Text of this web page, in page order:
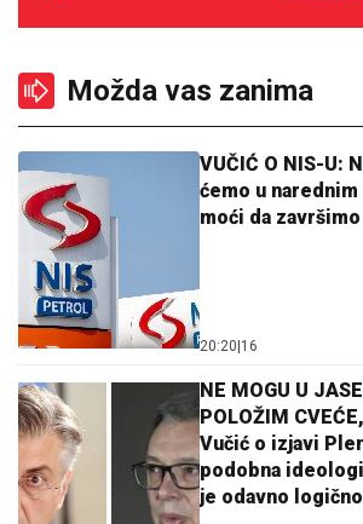
Možda vas zanima
VUČIĆ O NIS-U:
ćemo u
moći da završimo
20:20 16
NE MOGU U
POLOŽIM
Vučić o izjavi
podobna
je odavno logično